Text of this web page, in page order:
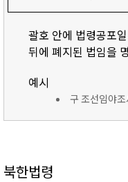
괄호 안에 법령공포
뒤에 폐지된 법임을
예시
구 조선임야
북한법령